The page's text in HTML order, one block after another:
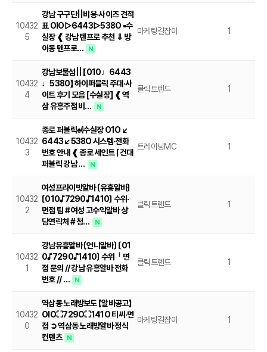
10432
5
강남 구구단||비용·사이즈 견적
표 OlO▷6443▷538O ▪수
실장 ❰ 강남 텐프로 추천 ⇓ 방
이동 텐프로…
N
마케팅길잡이 1
10432
4
강남보물섬|| 【010♩6443
♩5380】 하이퍼블릭 주대·사
이트 후기 모음 [수실장] ❰ 역
삼 유흥주점 비…
N
클릭트렌드 1
10432
3
종로 퍼블릭♠⦉수실장 O1O↙
6443↙538O 시스템·전화
번호 안내 ❰ 종로 세인트 ⌈ 건대
퍼블릭 강남 …
N
트레이닝MC 1
10432
2
여성프라이빗알바 〔유흥알바〕
〔010♪7290♪1410〕 수위·
면접 팁 # 여성 고수익알바 상
담연락처 # 청…
N
클릭트렌드 1
10432
1
강남유흥알바 〔언니알바〕 〔01
0♪7290♪1410〕 수위╵면
접 문의 // 강남 유흥알바 전화
번호 // …
N
클릭트렌드 1
10432
0
역삼동 노래방보도 【알바공고】
OlO⛶729O⛶141O 티씨·면
접 ➲ 역삼동 노래방알바 정식
컨텐츠 N
마케팅길잡이 1